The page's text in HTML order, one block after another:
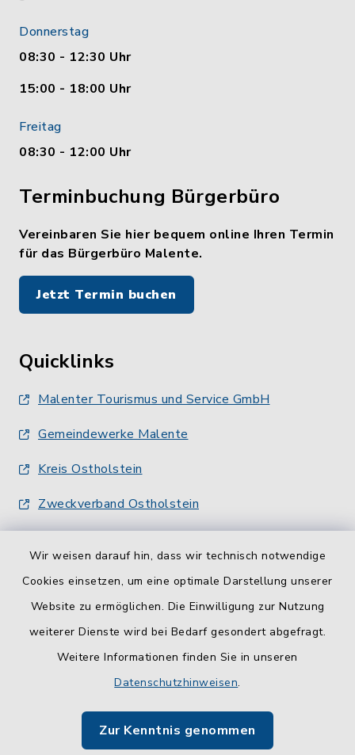
Wir weisen darauf hin, dass wir technisch notwendige
Cookies einsetzen, um eine optimale Darstellung unserer
Website zu ermöglichen. Die Einwilligung zur Nutzung
weiterer Dienste wird bei Bedarf gesondert abgefragt.
Weitere Informationen finden Sie in unseren
Datenschutzhinweisen.
Zur Kenntnis genommen
Donnerstag
08:30 - 12:30 Uhr
15:00 - 18:00 Uhr
Freitag
08:30 - 12:00 Uhr
Terminbuchung Bürgerbüro
Vereinbaren Sie hier bequem online Ihren Termin
für das Bürgerbüro Malente.
Jetzt Termin buchen
Quicklinks
Malenter Tourismus und Service GmbH
Gemeindewerke Malente
Kreis Ostholstein
Zweckverband Ostholstein
Barrierefreiheit
Impressum